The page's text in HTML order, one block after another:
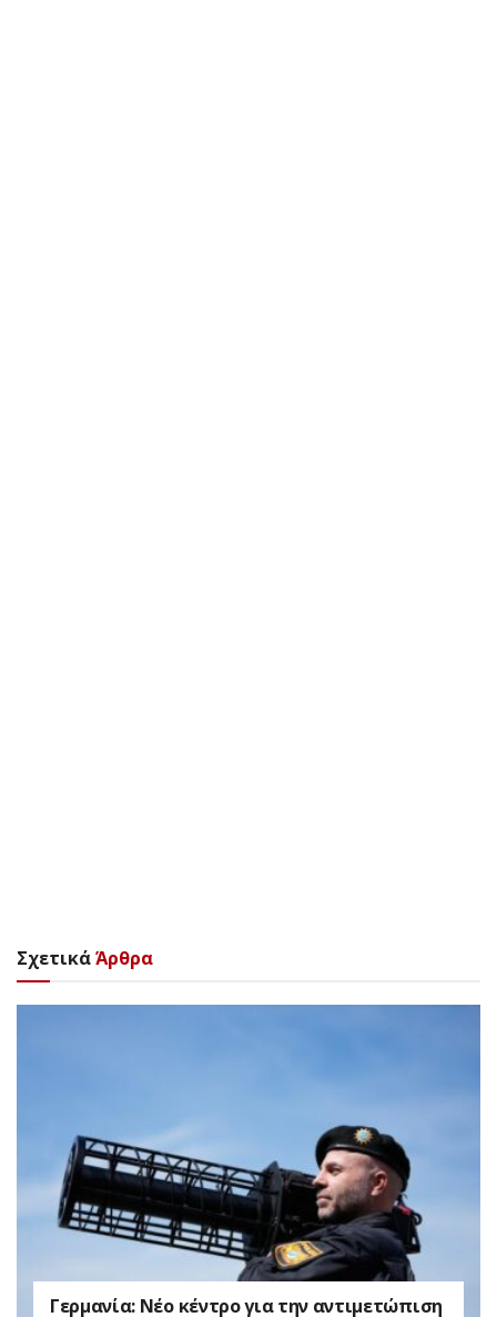
ΣχετικάΆρθρα
Γερμανία: Νέο κέντρο για την αντιμετώπιση